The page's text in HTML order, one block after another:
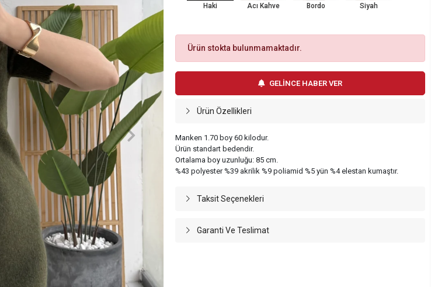
Haki Acı Kahve Bordo Siyah
Ürün stokta bulunmamaktadır.
GELİNCE HABER VER
Ürün Özellikleri
Manken 1.70 boy 60 kilodur.
Ürün standart bedendir.
Ortalama boy uzunluğu: 85 cm.
%43 polyester %39 akrilik %9 poliamid %5 yün %4 elestan kumaştır.
Taksit Seçenekleri
Garanti Ve Teslimat